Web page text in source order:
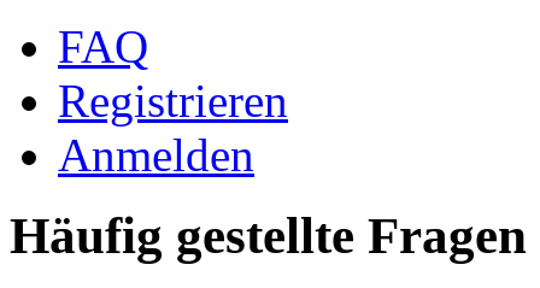
FAQ
Registrieren
Anmelden
Häufig gestellte Fragen